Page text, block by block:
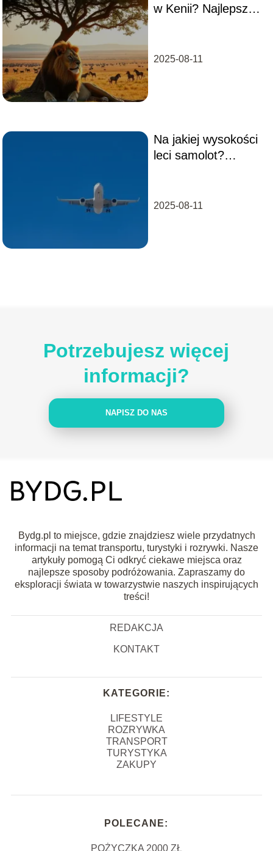
w Kenii? Najlepsze
2025-08-11
Na jakiej wysokości
leci samolot?
2025-08-11
Potrzebujesz więcej
informacji?
NAPISZ DO NAS
Bydg.pl to miejsce, gdzie znajdziesz wiele przydatnych
informacji na temat transportu, turystyki i rozrywki. Nasze
artykuły pomogą Ci odkryć ciekawe miejsca oraz
najlepsze sposoby podróżowania. Zapraszamy do
eksploracji świata w towarzystwie naszych inspirujących
treści!
REDAKCJA
KONTAKT
KATEGORIE:
LIFESTYLE
ROZRYWKA
TRANSPORT
TURYSTYKA
ZAKUPY
POLECANE:
POŻYCZKA 2000 ZŁ